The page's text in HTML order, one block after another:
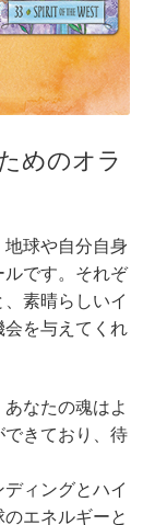
めのオラ
球や自分自身
です。それぞ
素晴らしいイ
を与えてくれ
なたの魂はよ
きており、待
ィングとハイ
エネルギーと